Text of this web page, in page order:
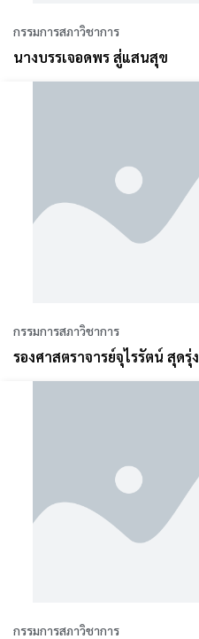
กรรมการสภาวิชาการ
นางบรรเจอดพร สู่แสนสุข
กรรมการสภาวิชาการ
รองศาสตราจารย์จุไรรัตน์ สุดรุ่ง
กรรมการสภาวิชาการ